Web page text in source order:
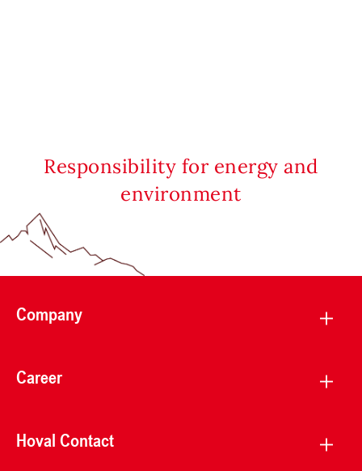
Responsibility for energy and
environment
Company
Career
Hoval Contact